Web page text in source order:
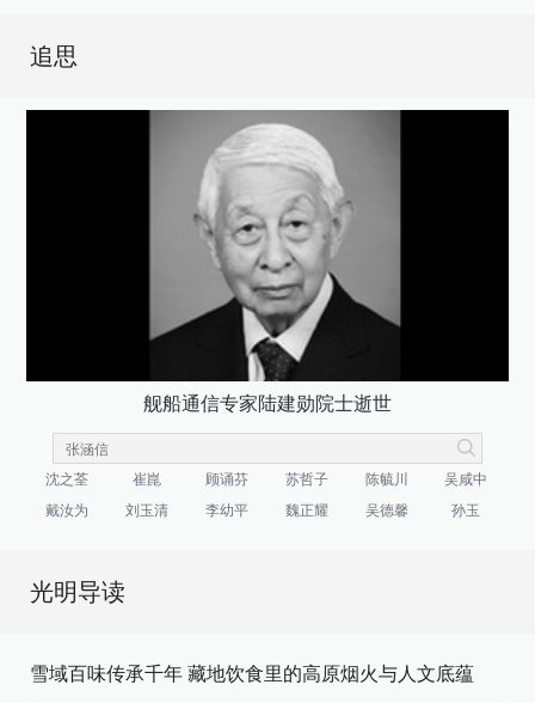
追思
舰船通信专家陆建勋院士逝世
沈之荃 崔崑 顾诵芬 苏哲子 陈毓川
吴咸中
戴汝为
刘玉清 李幼平 魏正耀 吴德馨 孙玉
光明导读
雪域百味传承千年 藏地饮食里的高原烟火与人文底蕴